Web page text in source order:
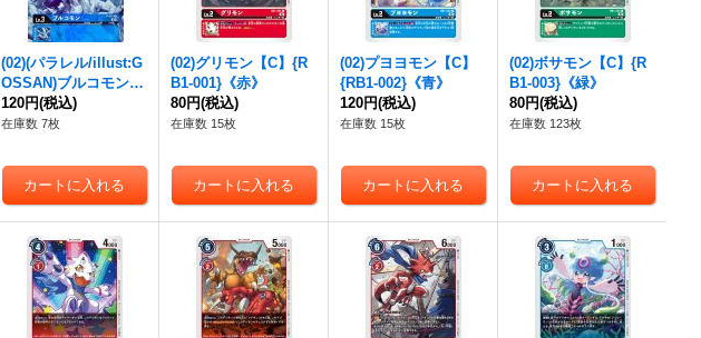
(02)(パラレル/illust:G
OSSAN)ブルコモン
【P-P】{P-067}《青》
120円(税込)
在庫数 7枚
(02)グリモン【C】{R
B1-001}《赤》
80円(税込)
在庫数 15枚
(02)プヨヨモン【C】
{RB1-002}《青》
120円(税込)
在庫数 15枚
(02)ボサモン【C】{R
B1-003}《緑》
80円(税込)
在庫数 123枚